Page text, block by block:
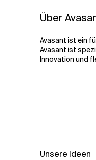
Über
Avasant ist ein
Avasant ist
Innovation und
Unsere Ideen